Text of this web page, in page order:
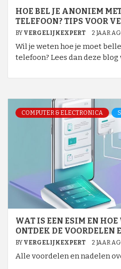
HOE BEL JE ANONIEM
TELEFOON? TIPS VOOR
BY VERGELIJKEXPERT 2 JAAR
Wil je weten hoe je moet
telefoon? Lees dan deze blog
COMPUTER & ELECTRONICA
WAT IS EEN ESIM EN HOE
ONTDEK DE VOORDELEN
BY VERGELIJKEXPERT 2 JAAR
Alle voordelen en nadelen